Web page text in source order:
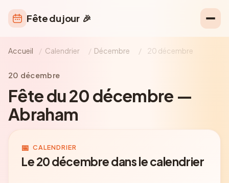
Fête du jour 🎉
Accueil / Calendrier / Décembre / 20 décembre
20 décembre
Fête du 20 décembre —
Abraham
📅 CALENDRIER
Le 20 décembre dans le calendrier